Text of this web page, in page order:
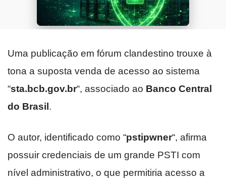
Uma publicação em fórum clandestino trouxe à
tona a suposta venda de acesso ao sistema
“sta.bcb.gov.br“, associado ao Banco Central
do Brasil.
O autor, identificado como “pstipwner“, afirma
possuir credenciais de um grande PSTI com
nível administrativo, o que permitiria acesso a